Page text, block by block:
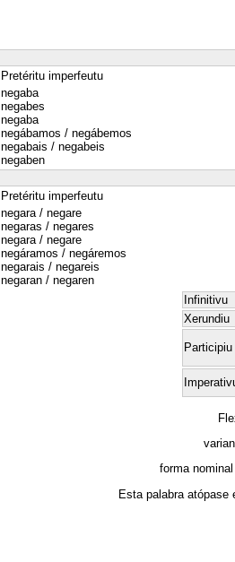
Pretéritu imperfeutu
negaba
negabes
negaba
negábamos / negábemos
negabais / negabeis
negaben
Pretéritu imperfeutu
negara / negare
negaras / negares
negara / negare
negáramos / negáremos
negarais / negareis
negaran / negaren
Infinitivu
Xerundiu
Participiu
forma
Esta palabra atópase